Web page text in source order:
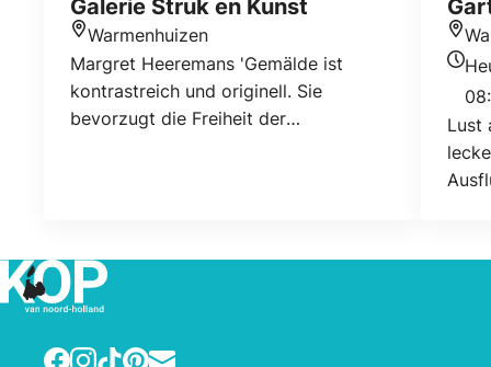
Galerie Struk en Kunst
Warmenhuizen
Margret Heeremans 'Gemälde ist
kontrastreich und originell. Sie
bevorzugt die Freiheit der
außen als auch nach innen fokussiert.
Lust
Facebook
Instagram
TikTokPinterest
E-mail